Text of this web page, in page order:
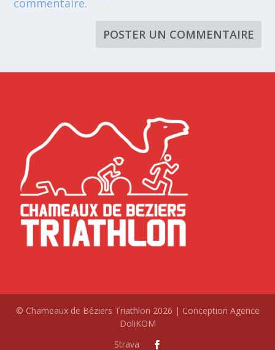
commentaire.
© Chameaux de Béziers Triathlon 2026 | Conception Agence
DoliKOM
Strava